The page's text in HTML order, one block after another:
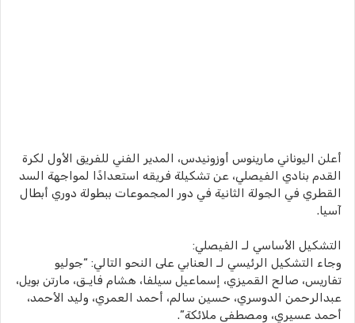
أعلن اليوناني مارينوس أوزونيدس، المدير الفني للفريق الأول لكرة
القدم بنادي الفيصلي، عن تشكيلة فريقه استعدادًا لمواجهة السد
القطري في الجولة الثانية في دور المجموعات ببطولة دوري أبطال
آسيا.
التشكيل الأساسي لـ الفيصلي:
وجاء التشكيل الرئيسي لـ العنابي على النحو التالي: “جوليو
تفاريس، صالح القميزي، إسماعيل سيلفا، هشام فايـق، مارتن بويل،
عبدالرحمن الدوسري، حسين سالم، أحمد العمري، وليد الأحمد،
أحمد عسيري، ومصطفى ملائكة”.